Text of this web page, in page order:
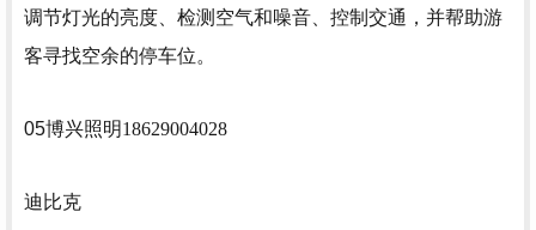
调节灯光的亮度、检测空气和噪音、控制交通，并帮助游
客寻找空余的停车位。
05博兴照明18629004028
迪比克